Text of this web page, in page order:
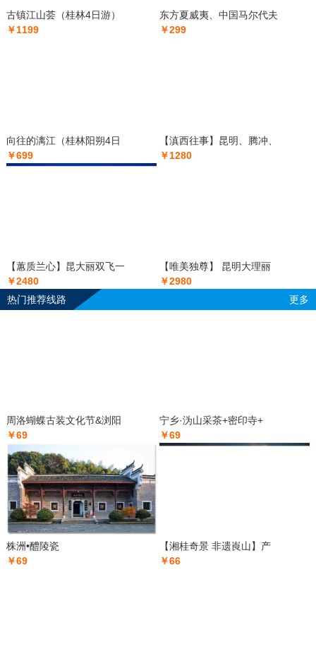
古镇江山荟（桂林4日游）
￥1199
东方夏威夷、中国马尔代夫
￥299
向往的漓江（桂林阳朔4日
￥699
【滇西往事】昆明、腾冲、
￥1280
【蕙质兰心】昆大丽双飞一
￥2480
【唯美独尊】 昆明大理丽
￥2980
热门推荐线路
更多
周洛蝴蝶古装文化节&浏阳
￥69
宁乡·沩山采茶+密印寺+
￥69
株洲•醴陵瓷
￥69
【湘桂奇景 非遗崀山】产
￥66